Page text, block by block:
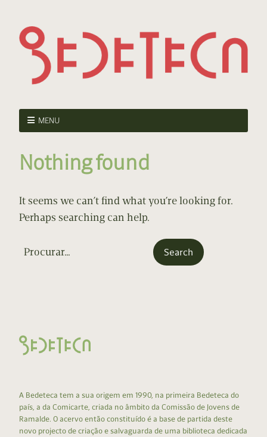
MENU
Nothing found
It seems we can’t find what you’re looking for.
Perhaps searching can help.
A Bedeteca tem a sua origem em 1990, na primeira Bedeteca do
país, a da Comicarte, criada no âmbito da Comissão de Jovens de
Ramalde. O acervo então constituído é a base de partida deste
novo projecto de criação e salvaguarda de uma biblioteca dedicada